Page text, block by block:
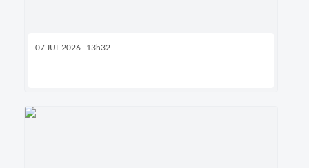
07 JUL 2026 - 13h32